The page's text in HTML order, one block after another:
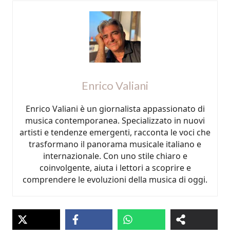
Enrico Valiani
Enrico Valiani è un giornalista appassionato di
musica contemporanea. Specializzato in nuovi
artisti e tendenze emergenti, racconta le voci che
trasformano il panorama musicale italiano e
internazionale. Con uno stile chiaro e
coinvolgente, aiuta i lettori a scoprire e
comprendere le evoluzioni della musica di oggi.